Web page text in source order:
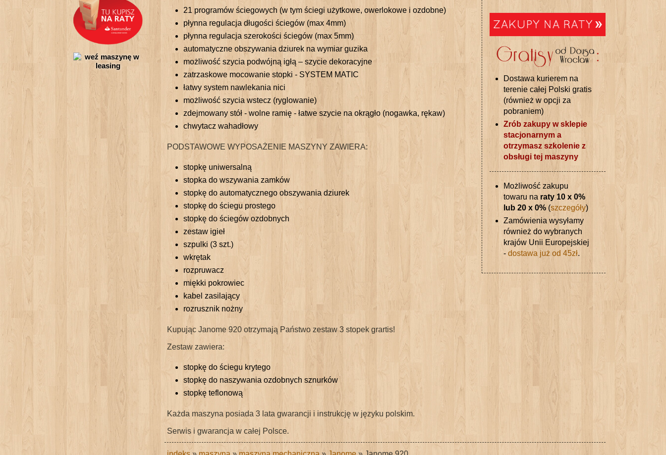
Dostawa kurierem na
terenie całej Polski gratis
(również w opcji za
pobraniem)
Zrób zakupy w sklepie
stacjonarnym a
otrzymasz szkolenie z
obsługi tej maszyny
Możliwość zakupu
towaru na raty 10 x 0%
lub 20 x 0% (szczegóły)
Zamówienia wysyłamy
również do wybranych
krajów Unii Europejskiej
- dostawa już od 45zł.
21 programów ściegowych (w tym ściegi użytkowe, owerlokowe i ozdobne)
płynna regulacja długości ściegów (max 4mm)
płynna regulacja szerokości ściegów (max 5mm)
automatyczne obszywania dziurek na wymiar guzika
możliwość szycia podwójną igłą – szycie dekoracyjne
zatrzaskowe mocowanie stopki - SYSTEM MATIC
łatwy system nawlekania nici
możliwość szycia wstecz (ryglowanie)
zdejmowany stół - wolne ramię - łatwe szycie na okrągło (nogawka, rękaw)
chwytacz wahadłowy
PODSTAWOWE WYPOSAŻENIE MASZYNY ZAWIERA:
stopkę uniwersalną
stopka do wszywania zamków
stopkę do automatycznego obszywania dziurek
stopkę do ściegu prostego
stopkę do ściegów ozdobnych
zestaw igieł
szpulki (3 szt.)
wkrętak
rozpruwacz
miękki pokrowiec
kabel zasilający
rozrusznik nożny
Kupując Janome 920 otrzymają Państwo zestaw 3 stopek grartis!
Zestaw zawiera:
stopkę do ściegu krytego
stopkę do naszywania ozdobnych sznurków
stopkę teflonową
Każda maszyna posiada 3 lata gwarancji i instrukcję w języku polskim.
Serwis i gwarancja w całej Polsce.